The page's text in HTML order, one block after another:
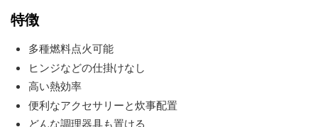
特徴
多種燃料点火可能
ヒンジなどの仕掛けなし
高い熱効率
便利なアクセサリーと炊事配置
どんな調理器具も置ける